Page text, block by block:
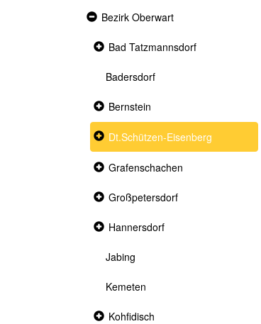
Expanded
Bezirk Oberwart
Collapsed
Bad Tatzmannsdorf
Badersdorf
Collapsed
Bernstein
Collapsed
section
Dt.Schützen-Eisenberg
Collapsed
Grafenschachen
Collapsed
section
Großpetersdorf
Collapsed
Hannersdorf
Jabing
Kemeten
Collapsed
Kohfidisch